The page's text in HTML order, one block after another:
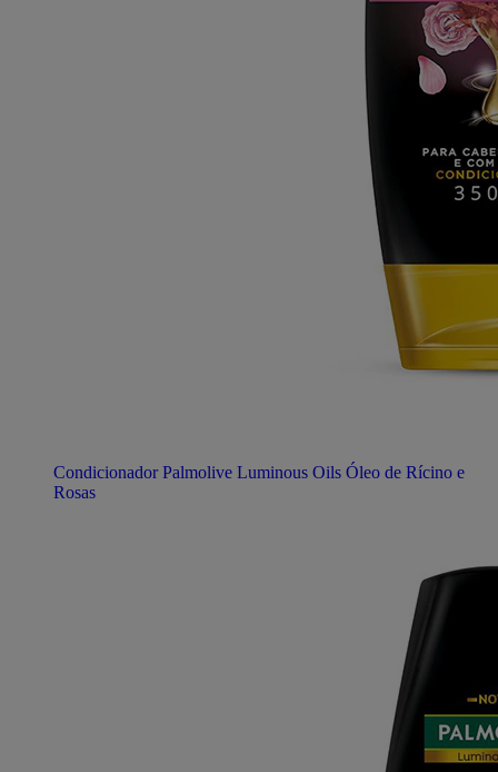
Condicionador Palmolive Luminous Oils Óleo de Rícino e
Rosas